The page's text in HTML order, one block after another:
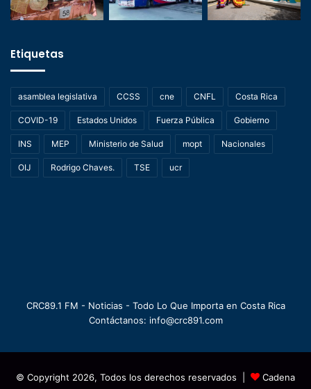
Etiquetas
asamblea legislativa CCSS cne CNFL Costa Rica
COVID-19 Estados Unidos Fuerza Pública Gobierno
INS MEP Ministerio de Salud mopt Nacionales
OIJ Rodrigo Chaves. TSE ucr
CRC89.1 FM - Noticias - Todo Lo Que Importa en Costa Rica
Contáctanos: info@crc891.com
© Copyright 2026, Todos los derechos reservados | Cadena